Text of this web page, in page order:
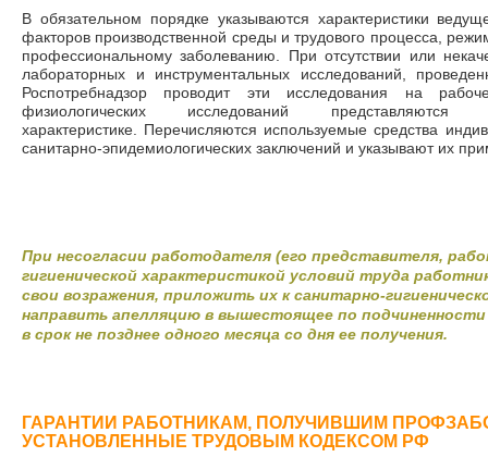
В обязательном порядке указываются характеристики
факторов производственной среды и трудового процесса,
профессиональному заболеванию. При отсутствии или
лабораторных и инструментальных исследований,
Роспотребнадзор проводит эти исследования на
физиологических исследований
характеристике. Перечисляются используемые средства
санитарно-эпидемиологических заключений и указывают их
При несогласии работодателя (его представителя,
гигиенической характеристикой условий труда
свои возражения, приложить их к санитарно-
направить апелляцию в вышестоящее по
в срок не позднее одного месяца со дня ее получения.
ГАРАНТИИ РАБОТНИКАМ, ПОЛУЧИВШИМ
УСТАНОВЛЕННЫЕ ТРУДОВЫМ КОДЕКСОМ РФ